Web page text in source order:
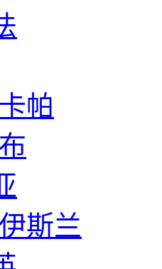
帕
斯兰